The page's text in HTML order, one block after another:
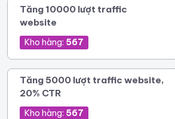
Tăng 10000 lượt traffic
website
Kho hàng: 567
Tăng 5000 lượt traffic website,
20% CTR
Kho hàng: 567